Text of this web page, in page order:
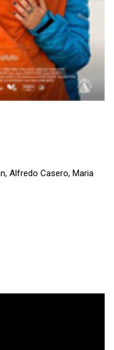
Alfredo Casero, Maria